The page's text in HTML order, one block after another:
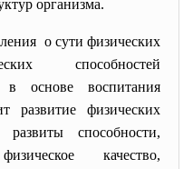
организма.
о сути физических
способностей
основе воспитания
развитие физических
способности,
качество,